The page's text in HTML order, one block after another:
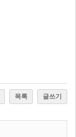
목록 글쓰기